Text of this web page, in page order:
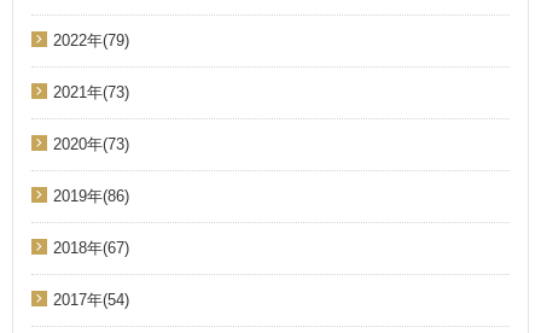
2022年(79)
2021年(73)
2020年(73)
2019年(86)
2018年(67)
2017年(54)